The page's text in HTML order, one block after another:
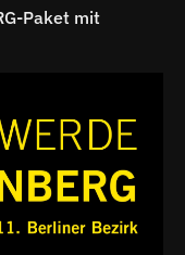
Paket mit